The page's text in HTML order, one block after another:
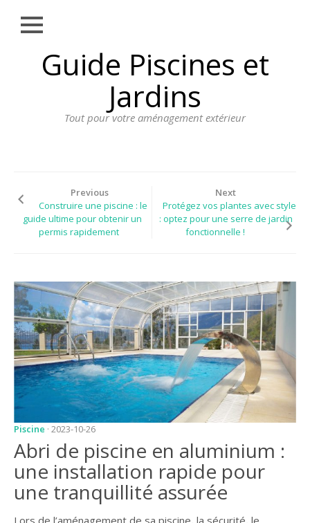
Guide Piscines et
Jardins
Tout pour votre aménagement extérieur
Close
AMÉNAGEMENT
EXTÉRIEUR
PLANTATIONS
REVÊTEMENT
DOSSIER
JARDIN
CONSEILS ET
ASTUCES
GUIDES
JARDIN
ENTRETIEN
PISCINE
ENTRETIEN
Previous
Construire une piscine : le
guide ultime pour obtenir un
permis rapidement
Next
Protégez vos plantes avec style
: optez pour une serre de jardin
fonctionnelle !
Piscine · 2023-10-26
Abri de piscine en aluminium :
une installation rapide pour
une tranquillité assurée
Lors de l’aménagement de sa piscine, la sécurité, le